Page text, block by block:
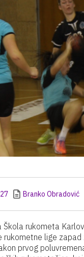
Branko Obradović
rukometa
lige
prvog